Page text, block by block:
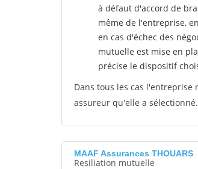
à défaut d'accord de
même de l'entreprise,
en cas d'échec des
mutuelle est mise en
précise le dispositif
Dans tous les cas l'entreprise
assureur qu'elle a sélectionné.
MAAF Assurances THOUARS
Resiliation mutuelle